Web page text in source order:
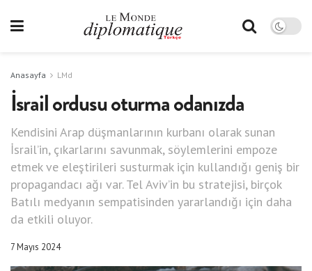
Anasayfa LMd
İsrail ordusu oturma odanızda
Kendisini Arap düşmanlarının kurbanı olarak sunan
İsrail’in, çıkarlarını savunmak, söylemlerini empoze
etmek ve eleştirileri susturmak için kullandığı geniş bir
propagandacı ağı var. Tel Aviv’in bu stratejisi, birçok
Batılı medyanın sempatisinden yararlandığı için daha
da etkili oluyor.
7 Mayıs 2024